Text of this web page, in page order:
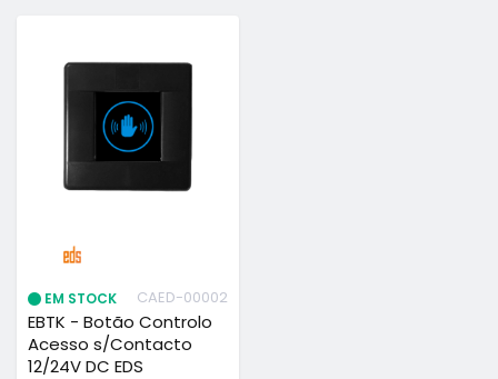
EM STOCK CAED-00002
EBTK - Botão Controlo
Acesso s/Contacto
12/24V DC EDS